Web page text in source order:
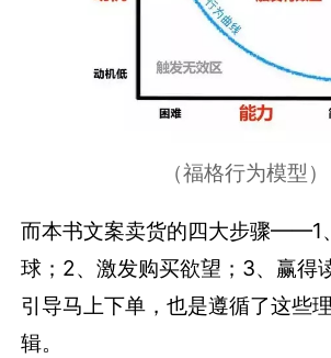
（福格行为模型）
而本书文案卖货的四大步骤——1
球；2、激发购买欲望；3、赢得
引导马上下单，也是遵循了这些
辑。